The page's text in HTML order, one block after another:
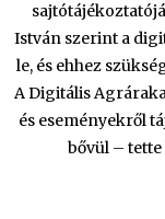
István szerint a
le, és ehhez
A Digitális
és eseményekről
bővül – tette